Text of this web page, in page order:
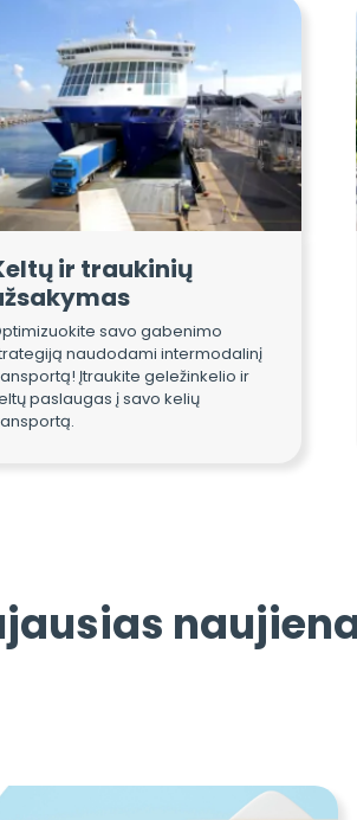
ir traukinių
savo gabenimo
naudodami intermodalinį
Įtraukite geležinkelio ir
paslaugas į savo kelių